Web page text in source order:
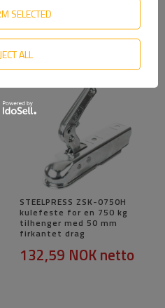
STEELPRESS ZSK-0750H
kulefeste for en 750 kg
tilhenger med 50 mm
firkantet drag
132,59 NOKnetto
SELECTED
ALL